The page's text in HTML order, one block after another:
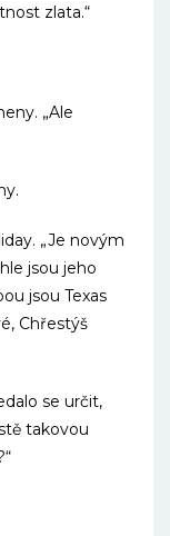
zlata.“
„Ale
„Je novým
jsou jeho
jsou Texas
Chřestýš
se určit,
takovou